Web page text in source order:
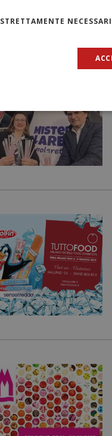
STRETTAMENTE NECESSARI